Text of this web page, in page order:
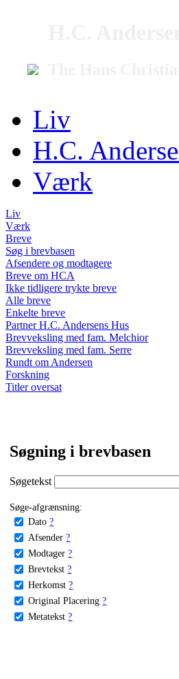
Liv
H.C.
Værk
Liv
Værk
Breve
Søg i brevbasen
Afsendere og modtagere
Breve om HCA
Ikke tidligere trykte breve
Alle breve
Enkelte breve
Partner H.C. Andersens Hus
Brevveksling med fam. Melchior
Brevveksling med fam. Serre
Rundt om Andersen
Forskning
Titler oversat
Søgning i brevbasen
Søgetekst
Søge-afgrænsning:
Dato ?
Afsender ?
Modtager ?
Brevtekst ?
Herkomst ?
Original Placering ?
Metatekst ?